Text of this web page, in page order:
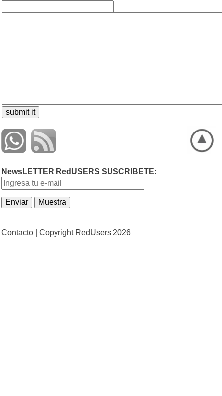
NewsLETTER RedUSERS SUSCRIBETE:
Contacto | Copyright RedUsers 2026